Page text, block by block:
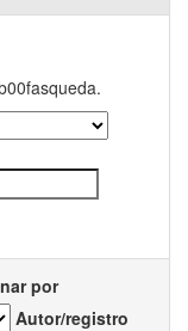
por
Autor/registro